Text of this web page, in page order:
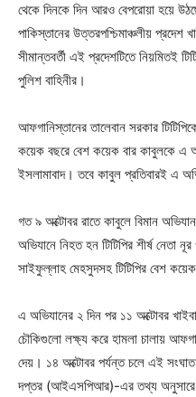
থেকে দিনকে দিন আরও বেপরোয়া হয়ে
পাকিস্তানের উত্তরপশ্চিমাঞ্চলীয় প্রদেশ
সীমান্তবর্তী এই প্রদেশটিতে নিয়মিতই
পুলিশ বাহিনীর।
আফগানিস্তানের তালেবান সরকার
কয়েক বছরে বেশ কয়েক বার কাবুলকে এ
ইসলামাবাদ। তবে কাবুল প্রতিবারই এ
গত ৯ অক্টোবর রাতে কাবুলে বিমান
অভিযানে নিহত হন টিটিপির শীর্ষ নেতা
সাইফুল্লাহ মেহসুদসহ টিটিপির বেশ
এ অভিযানের ২ দিন পর ১১ অক্টোবর
চৌকিগুলো লক্ষ্য করে হামলা চালায়
দেয়। ১৪ অক্টোবর পর্যন্ত চলে এই
দপ্তর (আইএসপিআর)-এর তথ্য অনুসারে,